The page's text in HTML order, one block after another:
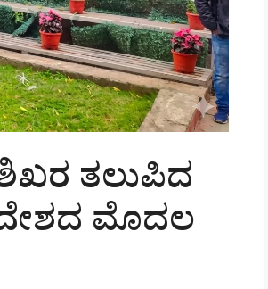
ತಲುಪಿದ
ಮೊದಲ